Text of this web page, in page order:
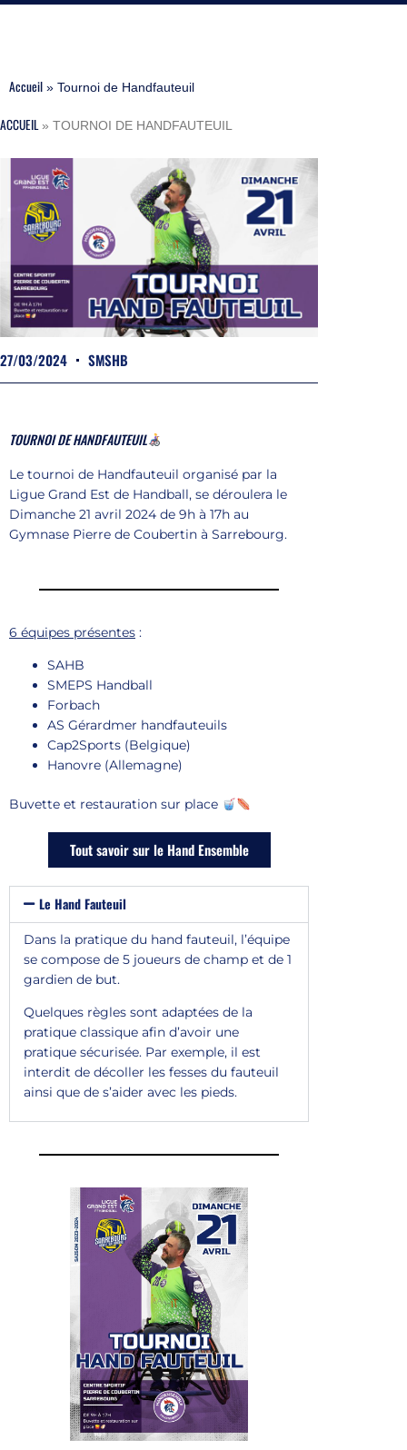
Accueil » Tournoi de Handfauteuil
ACCUEIL» TOURNOI DE HANDFAUTEUIL
27/03/2024 SMSHB
TOURNOI DE HANDFAUTEUIL
Le tournoi de Handfauteuil organisé par la
Ligue Grand Est de Handball, se déroulera le
Dimanche 21 avril 2024 de 9h à 17h au
Gymnase Pierre de Coubertin à Sarrebourg.
6 équipes présentes :
SAHB
SMEPS Handball
Forbach
AS Gérardmer handfauteuils
Cap2Sports (Belgique)
Hanovre (Allemagne)
Buvette et restauration sur place
Tout savoir sur le Hand Ensemble
Le Hand Fauteuil
Dans la pratique du hand fauteuil, l’équipe
se compose de 5 joueurs de champ et de 1
gardien de but.
Quelques règles sont adaptées de la
pratique classique afin d’avoir une
pratique sécurisée. Par exemple, il est
interdit de décoller les fesses du fauteuil
ainsi que de s’aider avec les pieds.